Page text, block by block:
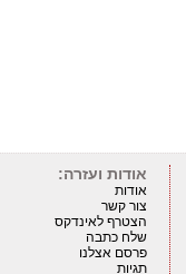
אודות ועזרה:
אודות
צור קשר
הצטרף לאינדקס
שלח כתבה
פרסם אצלנו
תגיות